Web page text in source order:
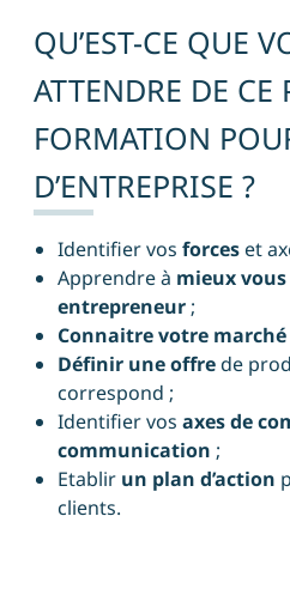
QU’EST-CE QUE
ATTENDRE DE
FORMATION
D’ENTREPRISE ?
Identifier vos forces et
Apprendre à mieux
entrepreneur ;
Connaitre votre marché
Définir une offrede
correspond ;
Identifier vos axes de
communication ;
Etablir un plan d’action
clients.